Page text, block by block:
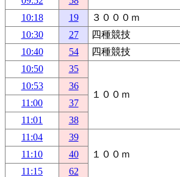
10:18
19 ３０００ｍ
10:30
27 四種競技
10:40
54 四種競技
10:50
35
１００ｍ
10:53
36
11:00
37
11:01
38
11:04
39
１００ｍ
11:10
40
11:15
62